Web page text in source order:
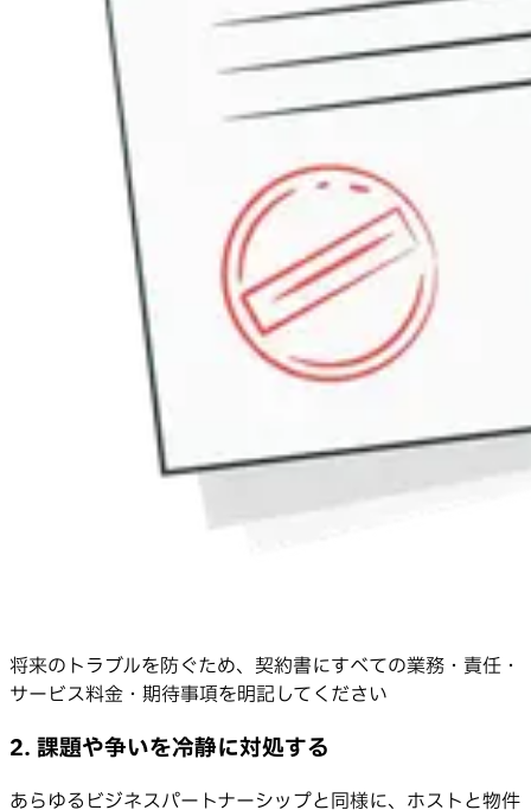
将来のトラブルを防ぐため、契約書にすべての業務・責任・
サービス料金・期待事項を明記してください
2. 課題や争いを冷静に対処する
あらゆるビジネスパートナーシップと同様に、ホストと物件